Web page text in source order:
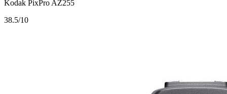
Kodak PixPro AZ255
38.5/10